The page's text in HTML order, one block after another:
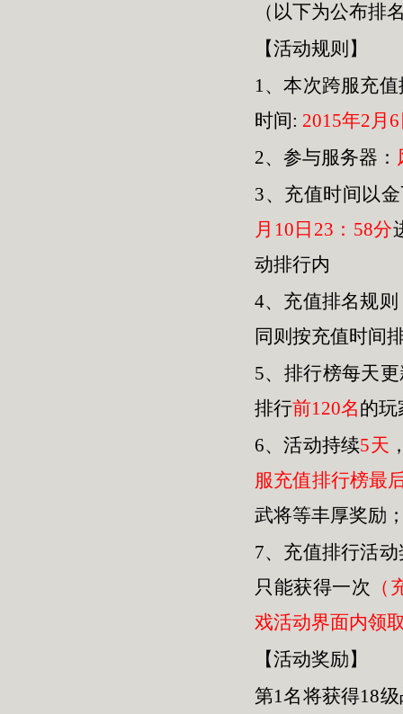
（以下为公布排
【活动规则】
1、本次跨服充
时间: 2015年2月
2、参与服务器：
3、 充值时间以
月10日23：58分
动排行内
4、充值排名规
同则按充值时间
5、排行榜每天
排行前120名的玩
6、活动持续5天
服充值排行榜最
武将等丰厚奖励
7、充值排行活
只能获得一次
戏活动界面内领
【活动奖励】
第1名将获得18